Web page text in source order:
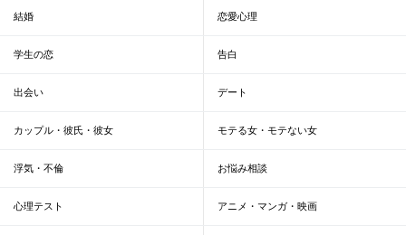
結婚 恋愛心理
学生の恋 告白
出会い デート
カップル・彼氏・彼女 モテる女・モテない女
浮気・不倫 お悩み相談
心理テスト アニメ・マンガ・映画